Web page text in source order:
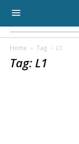
Home Tag L1
Tag: L1